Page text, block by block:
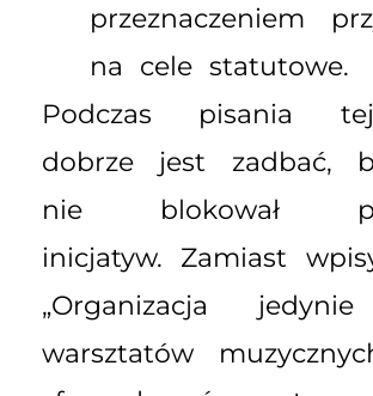
przeznaczeniem
na cele statutowe.
Podczas pisania
dobrze jest zadbać,
nie blokował
inicjatyw. Zamiast
„Organizacja
warsztatów